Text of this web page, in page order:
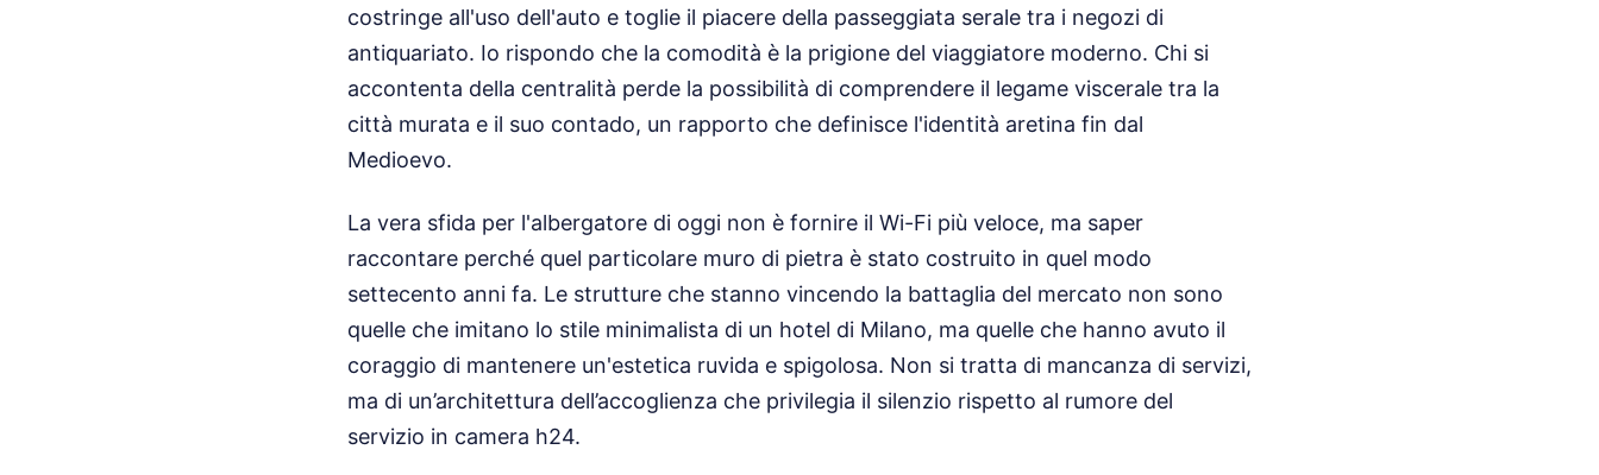
costringe all'uso dell'auto e toglie il piacere della passeggiata serale tra i negozi di
antiquariato. Io rispondo che la comodità è la prigione del viaggiatore moderno. Chi si
accontenta della centralità perde la possibilità di comprendere il legame viscerale tra la
città murata e il suo contado, un rapporto che definisce l'identità aretina fin dal
Medioevo.
La vera sfida per l'albergatore di oggi non è fornire il Wi-Fi più veloce, ma saper
raccontare perché quel particolare muro di pietra è stato costruito in quel modo
settecento anni fa. Le strutture che stanno vincendo la battaglia del mercato non sono
quelle che imitano lo stile minimalista di un hotel di Milano, ma quelle che hanno avuto il
coraggio di mantenere un'estetica ruvida e spigolosa. Non si tratta di mancanza di servizi,
ma di un’architettura dell’accoglienza che privilegia il silenzio rispetto al rumore del
servizio in camera h24.